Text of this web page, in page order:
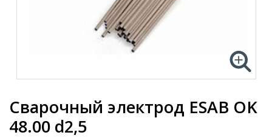
Сварочный электрод ESAB OK
48.00 d2,5